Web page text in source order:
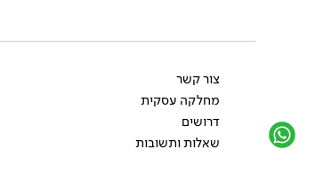
צור קשר
מחלקה עסקית
דרושים
שאלות ותשובות